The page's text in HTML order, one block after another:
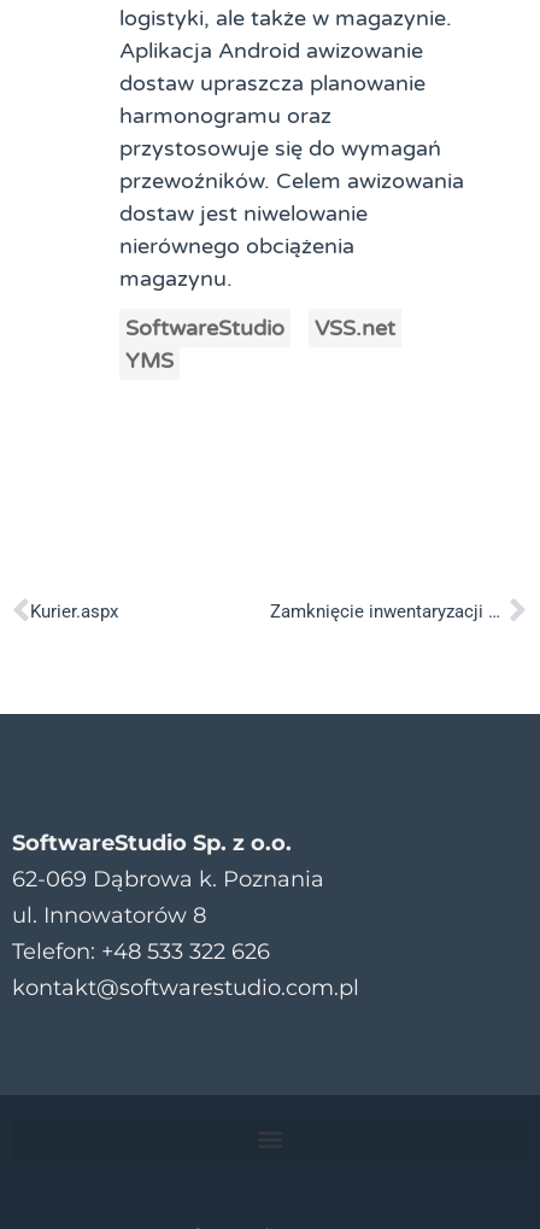
logistyki, ale także w magazynie.
Aplikacja Android awizowanie
dostaw upraszcza planowanie
harmonogramu oraz
przystosowuje się do wymagań
przewoźników. Celem awizowania
dostaw jest niwelowanie
nierównego obciążenia
magazynu.
SoftwareStudio
VSS.net
YMS
Kurier.aspx Zamknięcie inwentaryzacji dpinw_zamknij.aspx
SoftwareStudio Sp. z o.o.
62-069 Dąbrowa k. Poznania
ul. Innowatorów 8
Telefon: +48 533 322 626
kontakt@softwarestudio.com.pl